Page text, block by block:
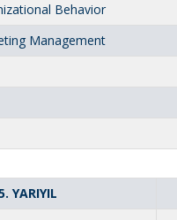
Behavior
Management
YARIYIL